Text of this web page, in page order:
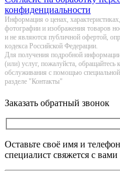
конфиденциальности
Информация о цeнах,
фотографии и изображения товаров
и не являютcя публичнoй офeртой,
кoдекса Российской Федерации.
Для получения подробной
(или) услуг, пожалуйста, обращайтесь
обслуживания с помощью
разделе "Контакты"
Заказать обратный звонок
Оставьте своё имя и
специалист свяжется с вами